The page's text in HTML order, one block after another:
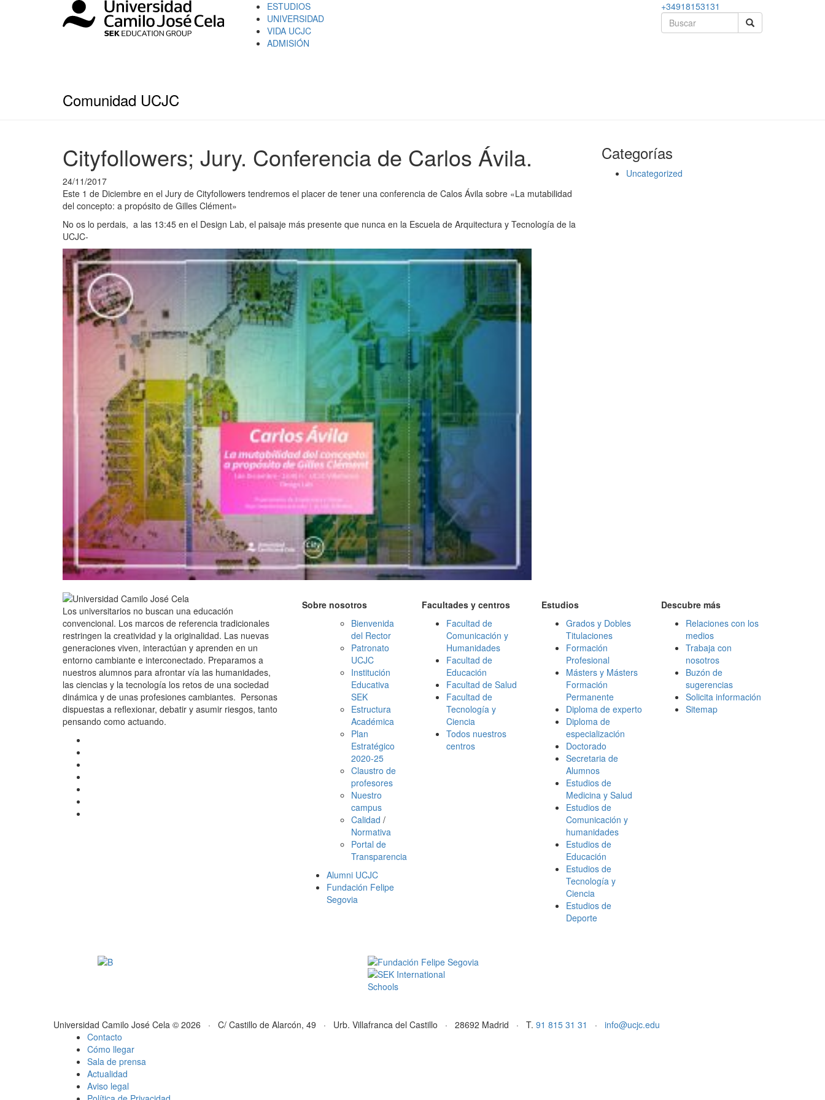
ESTUDIOS
UNIVERSIDAD
VIDA UCJC
ADMISIÓN
+34918153131
Comunidad UCJC
Cityfollowers; Jury. Conferencia de Carlos Ávila.
24/11/2017
Este 1 de Diciembre en el Jury de Cityfollowers tendremos el placer de tener una conferencia de Calos Ávila sobre «La mutabilidad
del concepto: a propósito de Gilles Clément»
No os lo perdais, a las 13:45 en el Design Lab, el paisaje más presente que nunca en la Escuela de Arquitectura y Tecnología de la
UCJC-
Categorías
Uncategorized
Los universitarios no buscan una educación
convencional. Los marcos de referencia tradicionales
restringen la creatividad y la originalidad. Las nuevas
generaciones viven, interactúan y aprenden en un
entorno cambiante e interconectado. Preparamos a
nuestros alumnos para afrontar vía las humanidades,
las ciencias y la tecnología los retos de una sociedad
dinámica y de unas profesiones cambiantes. Personas
dispuestas a reflexionar, debatir y asumir riesgos, tanto
pensando como actuando.
Sobre nosotros
Bienvenida
del Rector
Patronato
UCJC
Institución
Educativa
SEK
Estructura
Académica
Plan
Estratégico
2020-25
Claustro de
profesores
Nuestro
campus
Calidad /
Normativa
Portal de
Transparencia
Alumni UCJC
Fundación Felipe
Segovia
Facultades y centros
Facultad de
Comunicación y
Humanidades
Facultad de
Educación
Facultad de Salud
Facultad de
Tecnología y
Ciencia
Todos nuestros
centros
Estudios
Grados y Dobles
Titulaciones
Formación
Profesional
Másters y Másters
Formación
Permanente
Diploma de experto
Diploma de
especialización
Doctorado
Secretaria de
Alumnos
Estudios de
Medicina y Salud
Estudios de
Comunicación y
humanidades
Estudios de
Educación
Estudios de
Tecnología y
Ciencia
Estudios de
Deporte
Descubre más
Relaciones con los
medios
Trabaja con
nosotros
Buzón de
sugerencias
Solicita información
Sitemap
Universidad Camilo José Cela © 2026 · C/ Castillo de Alarcón, 49 · Urb. Villafranca del Castillo · 28692 Madrid · T. 91 815 31 31 · info@ucjc.edu
Contacto
Cómo llegar
Sala de prensa
Actualidad
Aviso legal